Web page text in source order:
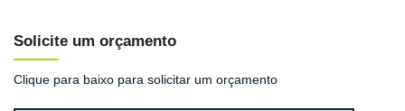
Solicite um orçamento
Clique para baixo para solicitar um orçamento